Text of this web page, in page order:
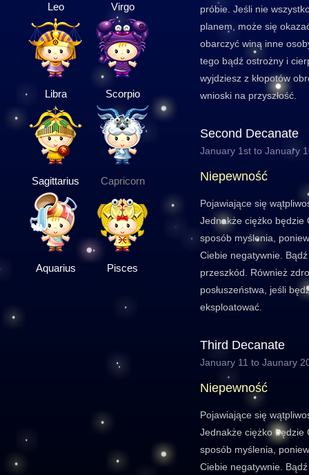
Leo Virgo
Libra Scorpio
Sagittarius Capricorn
Aquarius Pisces
próbie. Jeśli nie
planem, może się
obarczyć winą inne
tego bądź ostrożny i
wyjdziesz z kłopotów
wnioski na przyszłość.
Second Decanate
January 1st to January
Niepewność
Pojawiające się
Jednakże ciężko będzie
sposób myślenia,
Ciebie negatywnie.
przeszkód. Również
posłuszeństwa, jeśli
eksploatować.
Third Decanate
January 11 to Jaunary
Niepewność
Pojawiające się
Jednakże ciężko będzie
sposób myślenia,
Ciebie negatywnie.